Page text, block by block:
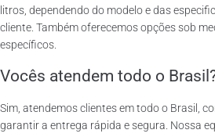
litros, dependendo do modelo e das
cliente. Também oferecemos opções sob
específicos.
Vocês atendem todo o
Sim, atendemos clientes em todo o Brasil,
garantir a entrega rápida e segura. Nossa